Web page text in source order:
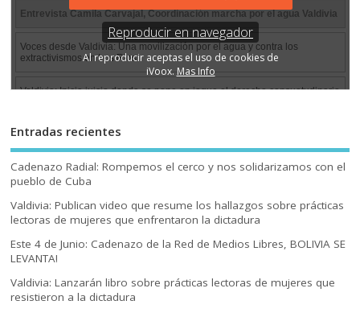
Entradas recientes
Cadenazo Radial: Rompemos el cerco y nos solidarizamos con el
pueblo de Cuba
Valdivia: Publican video que resume los hallazgos sobre prácticas
lectoras de mujeres que enfrentaron la dictadura
Este 4 de Junio: Cadenazo de la Red de Medios Libres, BOLIVIA SE
LEVANTA!
Valdivia: Lanzarán libro sobre prácticas lectoras de mujeres que
resistieron a la dictadura